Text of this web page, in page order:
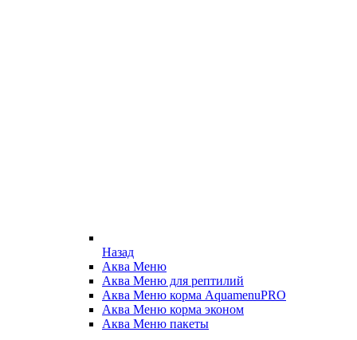
Назад
Аква Меню
Аква Меню для рептилий
Аква Меню корма AquamenuPRO
Аква Меню корма эконом
Аква Меню пакеты